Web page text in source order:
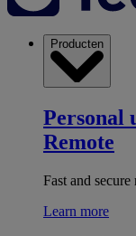
Producten
Personal
Remote
Fast and
Learn more